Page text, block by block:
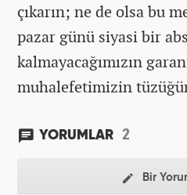
çıkarın; ne de olsa bu
pazar günü siyasi bir
kalmayacağımızın
muhalefetimizin
YORUMLAR 2
Bir